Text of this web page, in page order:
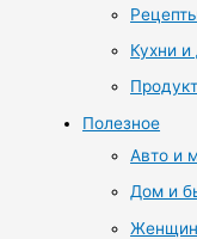
Кухни
Полезное
Авто и
Дом и